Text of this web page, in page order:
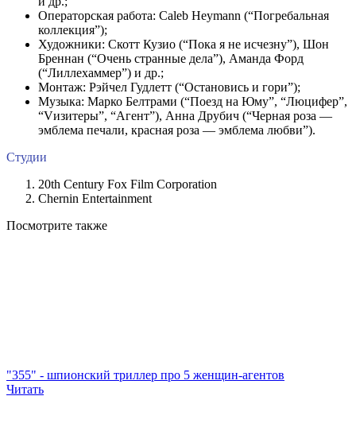
Операторская работа: Caleb Heymann (“Погребальная
коллекция”);
Художники: Скотт Кузио (“Пока я не исчезну”), Шон
Бреннан (“Очень странные дела”), Аманда Форд
(“Лиллехаммер”) и др.;
Монтаж: Рэйчел Гудлетт (“Остановись и гори”);
Музыка: Марко Белтрами (“Поезд на Юму”, “Люцифер”,
“Vизитеры”, “Агент”), Анна Друбич (“Черная роза —
эмблема печали, красная роза — эмблема любви”).
Студии
20th Century Fox Film Corporation
Chernin Entertainment
Посмотрите также
"355" - шпионский триллер про 5 женщин-агентов
Читать